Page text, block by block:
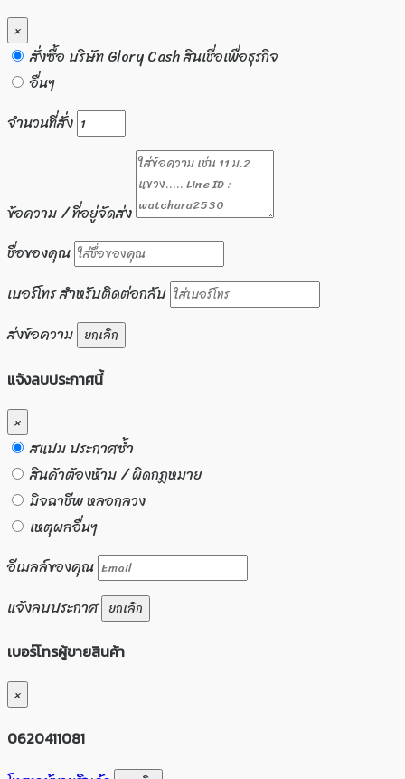
×
สั่งซื้อ บริษัท Glory Cash สินเชื่อเพื่อธุรกิจ
อื่นๆ
จำนวนที่สั่ง
ข้อความ / ที่อยู่จัดส่ง
ชื่อของคุณ
เบอร์โทร สำหรับติดต่อกลับ
ส่งข้อความ ยกเลิก
แจ้งลบประกาศนี้
×
สแปม ประกาศซ้ำ
สินค้าต้องห้าม / ผิดกฏหมาย
มิจฉาชีพ หลอกลวง
เหตุผลอื่นๆ
อีเมลล์ของคุณ
แจ้งลบประกาศ ยกเลิก
เบอร์โทรผู้ขายสินค้า
×
0620411081